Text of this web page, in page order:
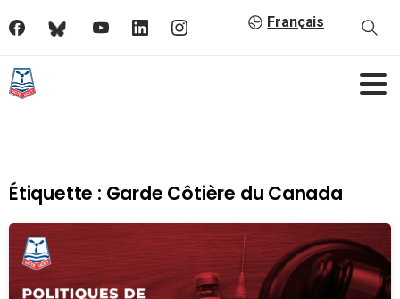
Français
Étiquette : Garde Côtière du Canada